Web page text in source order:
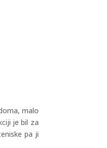
malo
je bil za
pa ji